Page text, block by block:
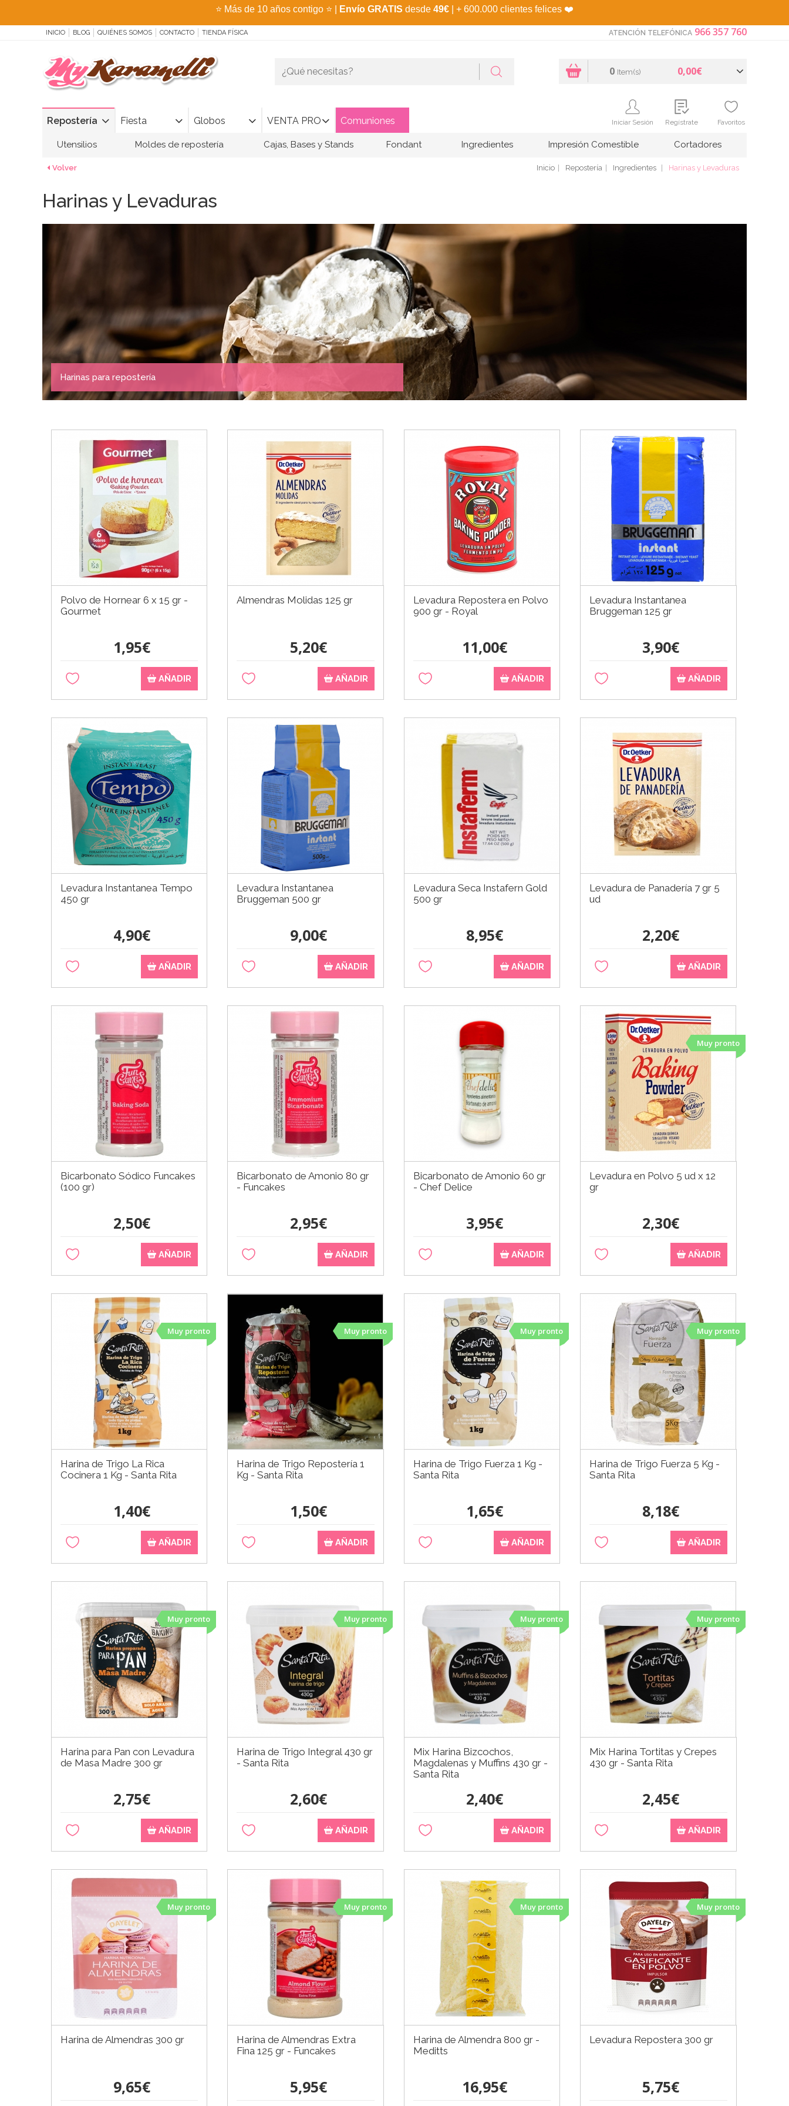
⭐ Más de 10 años contigo ⭐ Envío GRATIS desde 49€ | + 600.000 clientes felices ❤️
INICIO BLOG QUIÉNES SOMOS CONTACTO TIENDA FÍSICA ATENCIÓN TELEFÓNICA 966 357 760
Repostería Fiesta Globos VENTA PRO Comuniones
0 Item(s) 0,00€
Iniciar Sesión Regístrate Favoritos
Utensilios Moldes de repostería Cajas, Bases y Stands Fondant Ingredientes Impresión Comestible Cortadores
Volver Inicio Repostería Ingredientes Harinas y Levaduras
Harinas y Levaduras
Harinas para repostería
Polvo de Hornear 6 x 15 gr -
Gourmet
1,95€
AÑADIR
Almendras Molidas 125 gr
5,20€
AÑADIR
Levadura Repostera en Polvo
900 gr - Royal
11,00€
AÑADIR
Levadura Instantanea
Bruggeman 125 gr
3,90€
AÑADIR
Levadura Instantanea Tempo
450 gr
4,90€
AÑADIR
Levadura Instantanea
Bruggeman 500 gr
9,00€
AÑADIR
Levadura Seca Instafern Gold
500 gr
8,95€
AÑADIR
Levadura de Panadería 7 gr 5
ud
2,20€
AÑADIR
Bicarbonato Sódico Funcakes
(100 gr)
2,50€
AÑADIR
Bicarbonato de Amonio 80 gr
- Funcakes
2,95€
AÑADIR
Bicarbonato de Amonio 60 gr
- Chef Delice
3,95€
AÑADIR
Muy pronto
Levadura en Polvo 5 ud x 12
gr
2,30€
AÑADIR
Muy pronto
Harina de Trigo La Rica
Cocinera 1 Kg - Santa Rita
1,40€
AÑADIR
Muy pronto
Harina de Trigo Repostería 1
Kg - Santa Rita
1,50€
AÑADIR
Muy pronto
Harina de Trigo Fuerza 1 Kg -
Santa Rita
1,65€
AÑADIR
Muy pronto
Harina de Trigo Fuerza 5 Kg -
Santa Rita
8,18€
AÑADIR
Muy pronto
Harina para Pan con Levadura
de Masa Madre 300 gr
2,75€
AÑADIR
Muy pronto
Harina de Trigo Integral 430 gr
- Santa Rita
2,60€
AÑADIR
Muy pronto
Mix Harina Bizcochos,
Magdalenas y Muffins 430 gr -
Santa Rita
2,40€
AÑADIR
Muy pronto
Mix Harina Tortitas y Crepes
430 gr - Santa Rita
2,45€
AÑADIR
Muy pronto
Harina de Almendras 300 gr
9,65€
Muy pronto
Harina de Almendras Extra
Fina 125 gr - Funcakes
5,95€
Muy pronto
Harina de Almendra 800 gr -
Meditts
16,95€
Muy pronto
Levadura Repostera 300 gr
5,75€